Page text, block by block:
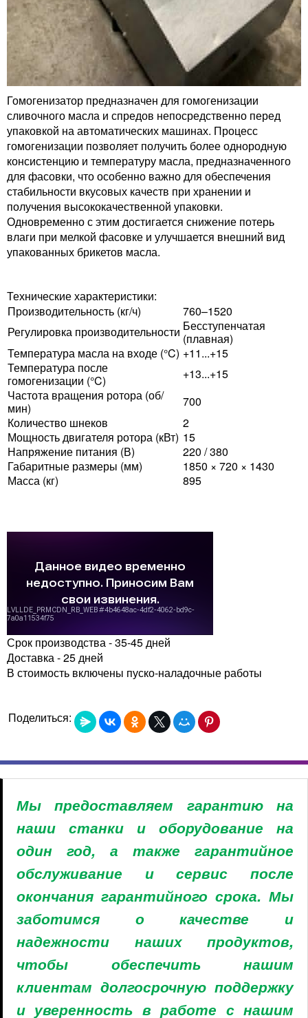
Гомогенизатор предназначен для гомогенизации
сливочного масла и спредов непосредственно перед
упаковкой на автоматических машинах. Процесс
гомогенизации позволяет получить более однородную
консистенцию и температуру масла, предназначенного
для фасовки, что особенно важно для обеспечения
стабильности вкусовых качеств при хранении и
получения высококачественной упаковки.
Одновременно с этим достигается снижение потерь
влаги при мелкой фасовке и улучшается внешний вид
упакованных брикетов масла.
Технические характеристики:
Производительность (кг/ч)
760–1520
Регулировка производительности Бесступенчатая
(плавная)
Температура масла на входе (°C) +11...+15
Температура после
гомогенизации (°C)
+13...+15
Частота вращения ротора (об/
мин)
700
Количество шнеков
2
Мощность двигателя ротора (кВт) 15
Напряжение питания (В)
220 / 380
Габаритные размеры (мм)
1850 × 720 × 1430
Масса (кг)
895
Срок производства - 35-45 дней
Доставка - 25 дней
В стоимость включены пуско-наладочные работы
Поделиться:
Мы предоставляем гарантию на
наши станки и оборудование на
один год, а также гарантийное
обслуживание и сервис после
окончания гарантийного срока. Мы
заботимся о качестве и
надежности наших продуктов,
чтобы обеспечить нашим
клиентам долгосрочную поддержку
и уверенность в работе с нашим